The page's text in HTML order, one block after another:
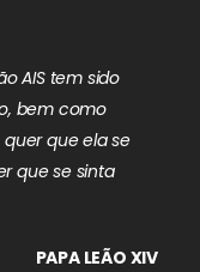
AIS tem sido
bem como
que ela se
que se sinta
PAPA LEÃO XIV